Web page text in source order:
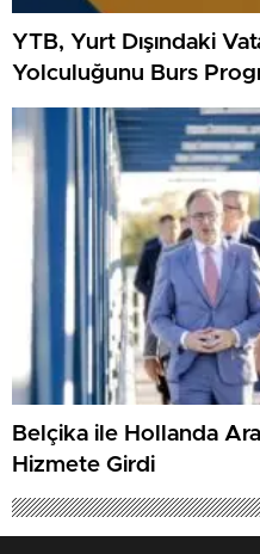
YTB, Yurt Dışındaki
Yolculuğunu Burs
Belçika ile Hollanda
Hizmete Girdi